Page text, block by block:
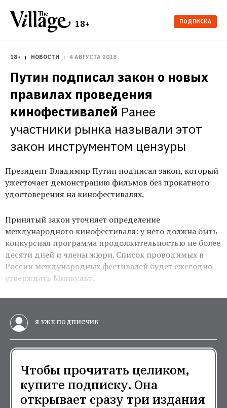
18+ ПОДПИСКА
18+ НОВОСТИ 4 АВГУСТА 2018
Путин подписал закон о новых
правилах проведения
кинофестивалей Ранее
участники рынка называли этот
закон инструментом цензуры
Президент Владимир Путин подписал закон, который
ужесточает демонстрацию фильмов без прокатного
удостоверения на кинофестивалях.
Принятый закон уточняет определение
международного кинофестиваля: у него должна быть
конкурсная программа продолжительностью не более
десяти дней и члены жюри. Список проводимых в
России международных фестивалей будет ежегодно
утверждать Минкульт.
Я УЖЕ ПОДПИСЧИК
Чтобы прочитать целиком,
купите подписку. Она
открывает сразу три издания